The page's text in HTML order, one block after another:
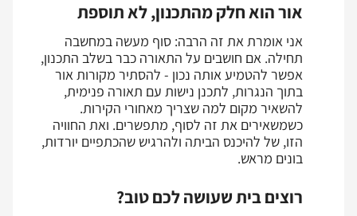
אור הוא חלק מהתכנון, לא תוספת
אני אומרת את זה הרבה: סוף מעשה במחשבה
תחילה. אם חושבים על התאורה כבר בשלב התכנון,
אפשר להטמיע אותה נכון - להסתיר מקורות אור
בתוך הנגרות, לתכנן נישות עם תאורה פנימית,
להשאיר מקום למה שצריך מאחורי הקירות.
כשמשאירים את זה לסוף, מתפשרים. ואת החוויה
הזו, של להיכנס הביתה ולהרגיש שהכתפיים יורדות,
בונים מראש.
רוצים בית שעושה לכם טוב?